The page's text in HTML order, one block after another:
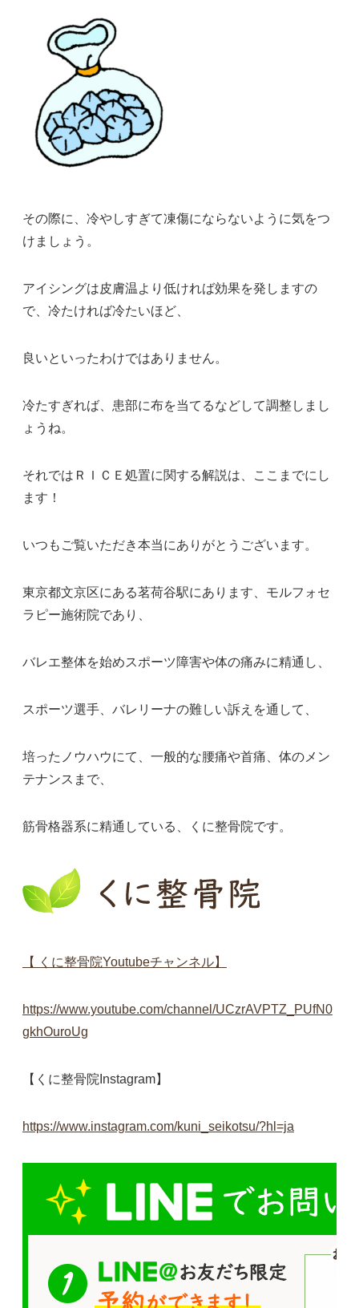
その際に、冷やしすぎて凍傷にならないように気をつ
けましょう。
アイシングは皮膚温より低ければ効果を発しますの
で、冷たければ冷たいほど、
良いといったわけではありません。
冷たすぎれば、患部に布を当てるなどして調整しまし
ょうね。
それではＲＩＣＥ処置に関する解説は、ここまでにし
ます！
いつもご覧いただき本当にありがとうございます。
東京都文京区にある茗荷谷駅にあります、モルフォセ
ラピー施術院であり、
バレエ整体を始めスポーツ障害や体の痛みに精通し、
スポーツ選手、バレリーナの難しい訴えを通して、
培ったノウハウにて、一般的な腰痛や首痛、体のメン
テナンスまで、
筋骨格器系に精通している、くに整骨院です。
【 くに整骨院Youtubeチャンネル】
https://www.youtube.com/channel/UCzrAVPTZ_PUfN0
gkhOuroUg
【くに整骨院Instagram】
https://www.instagram.com/kuni_seikotsu/?hl=ja